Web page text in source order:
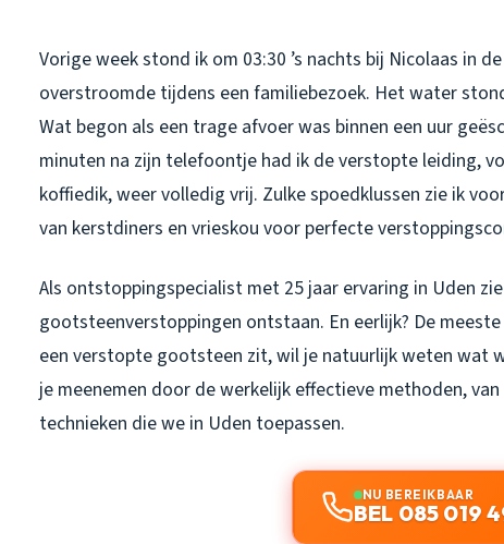
Vorige week stond ik om 03:30 ’s nachts bij Nicolaas in
overstroomde tijdens een familiebezoek. Het water
Wat begon als een trage afvoer was binnen een uur
minuten na zijn telefoontje had ik de verstopte leiding,
koffiedik, weer volledig vrij. Zulke spoedklussen zie ik
van kerstdiners en vrieskou voor perfecte
Als ontstoppingspecialist met 25 jaar ervaring in Uden
gootsteenverstoppingen ontstaan. En eerlijk? De
een verstopte gootsteen zit, wil je natuurlijk weten wat
je meenemen door de werkelijk effectieve methoden,
technieken die we in Uden toepassen.
NU BEREIKBAAR
BEL 085 019